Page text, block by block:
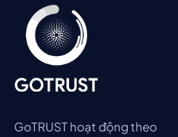
GoTRUST hoạt động theo